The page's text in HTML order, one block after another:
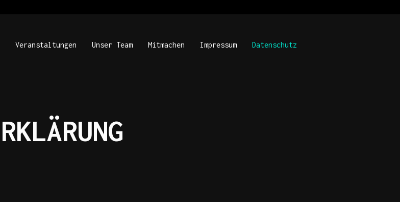
Veranstaltungen Unser Team Mitmachen Impressum Datenschutz